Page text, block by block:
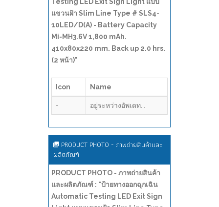
Testing LED Exit Sign Light แบบ
แขวนฝ้า Slim Line Type # SLS4-
10LED/D(A) - Battery Capacity
Mi-MH3.6V 1,800 mAh.
410x80x220 mm. Back up 2.0 hrs.
(2 หน้า)"
Icon Name
- อยู่ระหว่างอัพเดท...
PRODUCT PHOTO - ภาพถ่ายสินค้าและ
ผลิตภัณฑ์
PRODUCT PHOTO - ภาพถ่ายสินค้า
และผลิตภัณฑ์ : "ป้ายทางออกฉุกเฉิน
Automatic Testing LED Exit Sign